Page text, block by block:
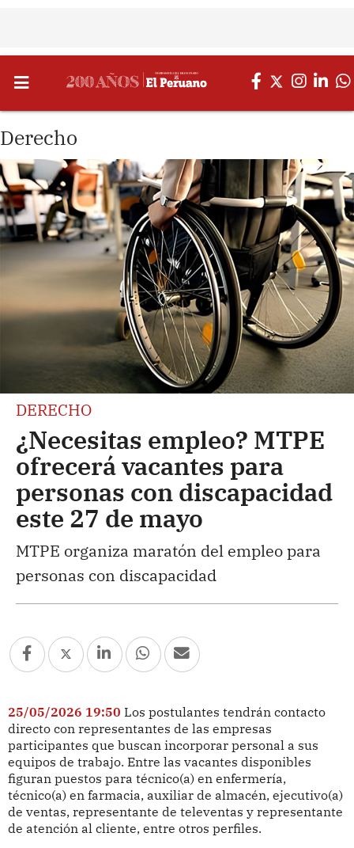
Derecho
DERECHO
¿Necesitas empleo? MTPE
ofrecerá vacantes para
personas con discapacidad
este 27 de mayo
MTPE organiza maratón del empleo para
personas con discapacidad
25/05/2026 19:50 Los postulantes tendrán contacto
directo con representantes de las empresas
participantes que buscan incorporar personal a sus
equipos de trabajo. Entre las vacantes disponibles
figuran puestos para técnico(a) en enfermería,
técnico(a) en farmacia, auxiliar de almacén, ejecutivo(a)
de ventas, representante de televentas y representante
de atención al cliente, entre otros perfiles.